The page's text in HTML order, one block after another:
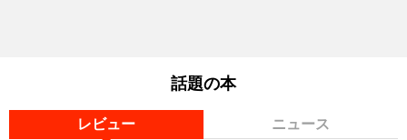
話題の本
レビュー ニュース